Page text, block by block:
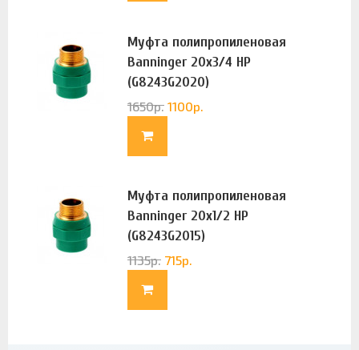
Муфта полипропиленовая
Banninger 20х3/4 НР
(G8243G2020)
1650р. 1100р.
Муфта полипропиленовая
Banninger 20х1/2 НР
(G8243G2015)
1135р. 715р.